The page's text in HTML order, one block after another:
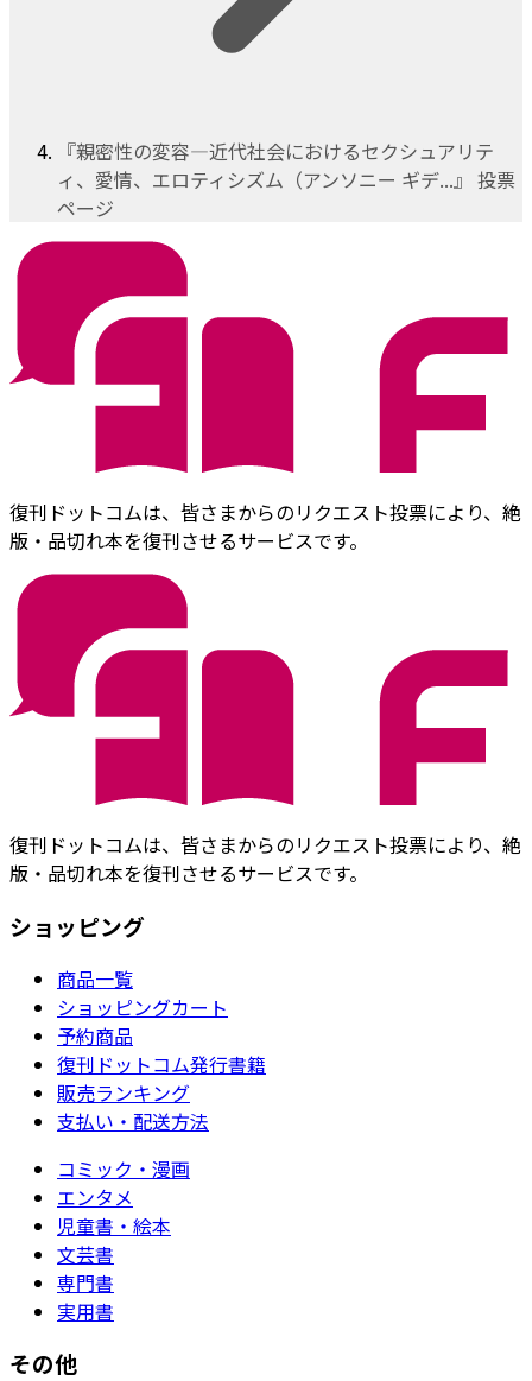
『親密性の変容―近代社会におけるセクシュアリテ
ィ、愛情、エロティシズム（アンソニー ギデ...』 投票
ページ
復刊ドットコムは、皆さまからのリクエスト投票により、絶
版・品切れ本を復刊させるサービスです。
復刊ドットコムは、皆さまからのリクエスト投票により、絶
版・品切れ本を復刊させるサービスです。
ショッピング
商品一覧
ショッピングカート
予約商品
復刊ドットコム発行書籍
販売ランキング
支払い・配送方法
コミック・漫画
エンタメ
児童書・絵本
文芸書
専門書
実用書
その他